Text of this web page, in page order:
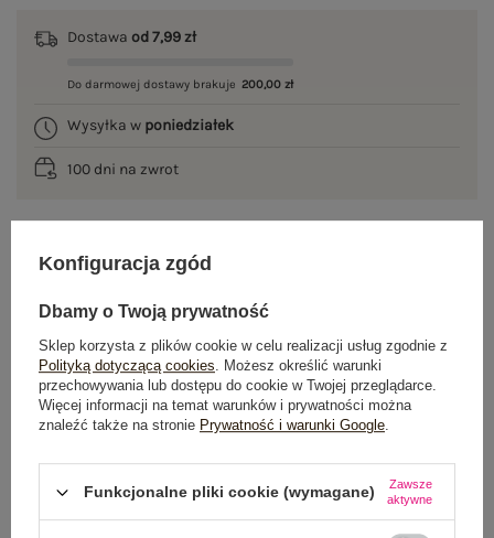
Dostawa od 7,99 zł
Do darmowej dostawy brakuje 200,00 zł
Wysyłka w poniedziałek
100 dni na zwrot
OPIS PRODUKTU
GŁÓWNE PARAMETRY
OPINIE O PRODUKCIE (0)
WYSYŁKA I DOSTAWA
Konfiguracja zgód
Dbamy o Twoją prywatność
Sklep korzysta z plików cookie w celu realizacji usług zgodnie z
Polityką dotyczącą cookies. Możesz określić warunki
przechowywania lub dostępu do cookie w Twojej przeglądarce.
Więcej informacji na temat warunków i prywatności można
znaleźć także na stronie Prywatność i warunki Google.
Funkcjonalne pliki cookie (wymagane)
Zawsze
aktywne